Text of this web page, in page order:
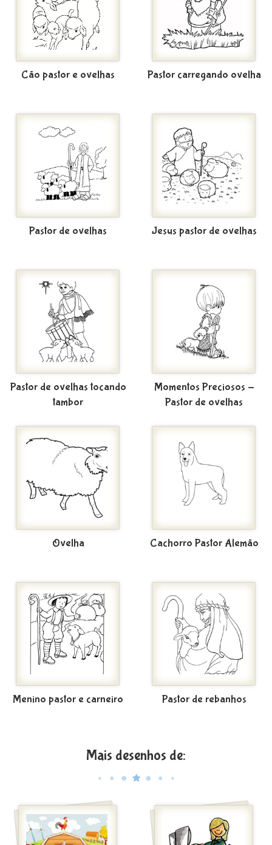
Cão pastor e ovelhas Pastor carregando ovelha
Pastor de ovelhas Jesus pastor de ovelhas
Pastor de ovelhas tocando
tambor
Momentos Preciosos -
Pastor de ovelhas
Ovelha Cachorro Pastor Alemão
Menino pastor e carneiro Pastor de rebanhos
Mais desenhos de: